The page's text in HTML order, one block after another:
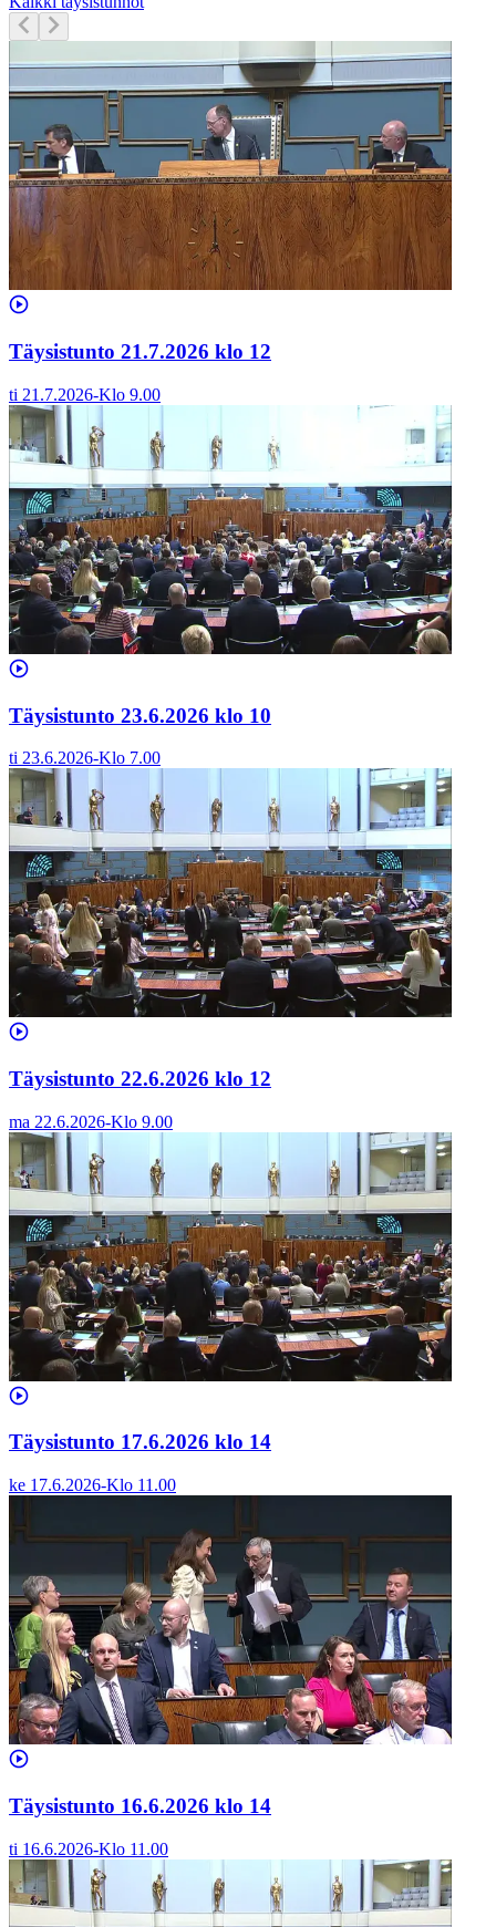
Täysistunto 21.7.2026 klo 12
ti 21.7.2026-Klo 9.00
Täysistunto 23.6.2026 klo 10
ti 23.6.2026-Klo 7.00
Täysistunto 22.6.2026 klo 12
ma 22.6.2026-Klo 9.00
Täysistunto 17.6.2026 klo 14
ke 17.6.2026-Klo 11.00
Täysistunto 16.6.2026 klo 14
ti 16.6.2026-Klo 11.00